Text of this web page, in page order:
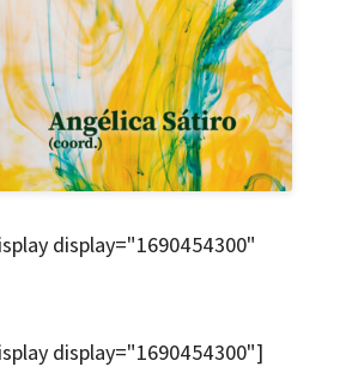
display="1690454300"
display="1690454300"]